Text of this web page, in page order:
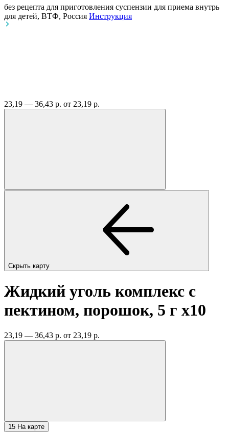
без рецепта для приготовления суспензии для приема внутрь
для детей, ВТФ, Россия Инструкция
23,19 — 36,43 р. от 23,19 р.
Скрыть карту
Жидкий уголь комплекс с
пектином, порошок, 5 г x10
23,19 — 36,43 р. от 23,19 р.
15 На карте